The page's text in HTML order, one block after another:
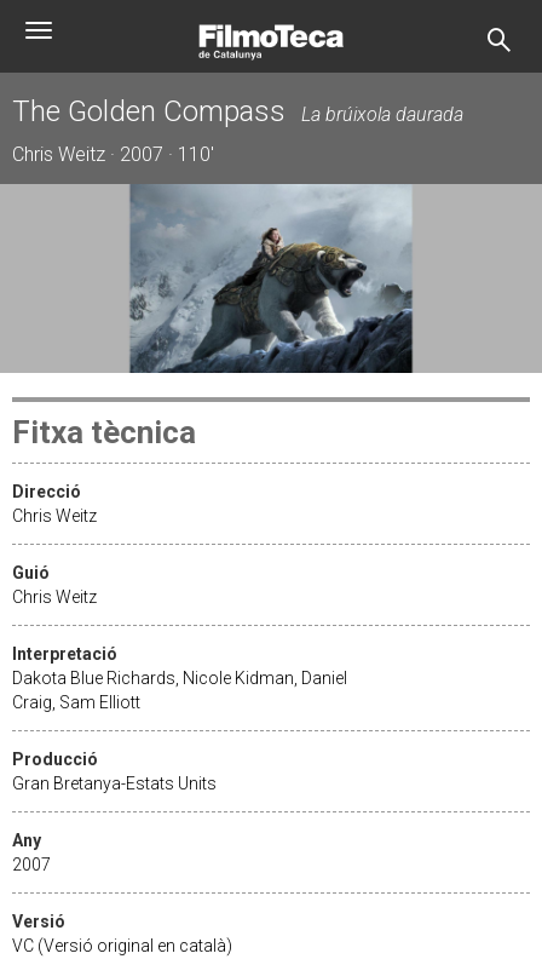
Toggle
The Golden Compass
La brúixola daurada
Chris Weitz · 2007 · 110'
Fitxa tècnica
Direcció
Chris Weitz
Guió
Chris Weitz
Interpretació
Dakota Blue Richards, Nicole Kidman, Daniel
Craig, Sam Elliott
Producció
Gran Bretanya-Estats Units
Any
2007
Versió
VC (Versió original en català)